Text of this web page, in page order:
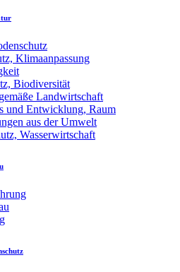
Klimaanpassung
Biodiversität
Landwirtschaft
und Entwicklung, Raum
aus der Umwelt
Wasserwirtschaft